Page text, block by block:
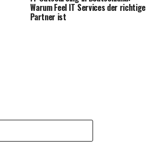
Warum Feel IT Services der richtige
Partner ist